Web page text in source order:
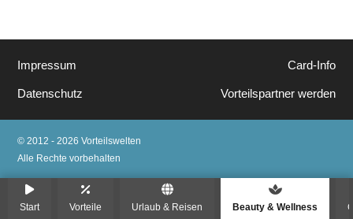
Start Vorteile Urlaub & Reisen Beauty & Wellness
Impressum
Datenschutz
Card-Info
Vorteilspartner werden
© 2012 - 2026 Vorteilswelten
Alle Rechte vorbehalten